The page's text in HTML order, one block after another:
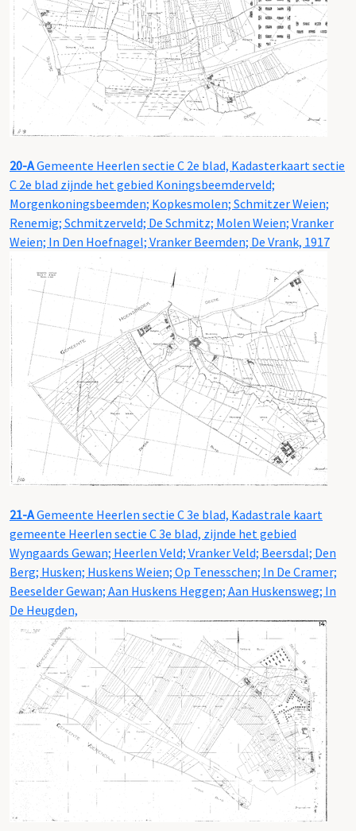
20-AGemeente Heerlen sectie C 2e blad, Kadasterkaart sectie
C 2e blad zijnde het gebied Koningsbeemderveld;
Morgenkoningsbeemden; Kopkesmolen; Schmitzer Weien;
Renemig; Schmitzerveld; De Schmitz; Molen Weien; Vranker
Weien; In Den Hoefnagel; Vranker Beemden; De Vrank, 1917
21-AGemeente Heerlen sectie C 3e blad, Kadastrale kaart
gemeente Heerlen sectie C 3e blad, zijnde het gebied
Wyngaards Gewan; Heerlen Veld; Vranker Veld; Beersdal; Den
Berg; Husken; Huskens Weien; Op Tenesschen; In De Cramer;
Beeselder Gewan; Aan Huskens Heggen; Aan Huskensweg; In
De Heugden,